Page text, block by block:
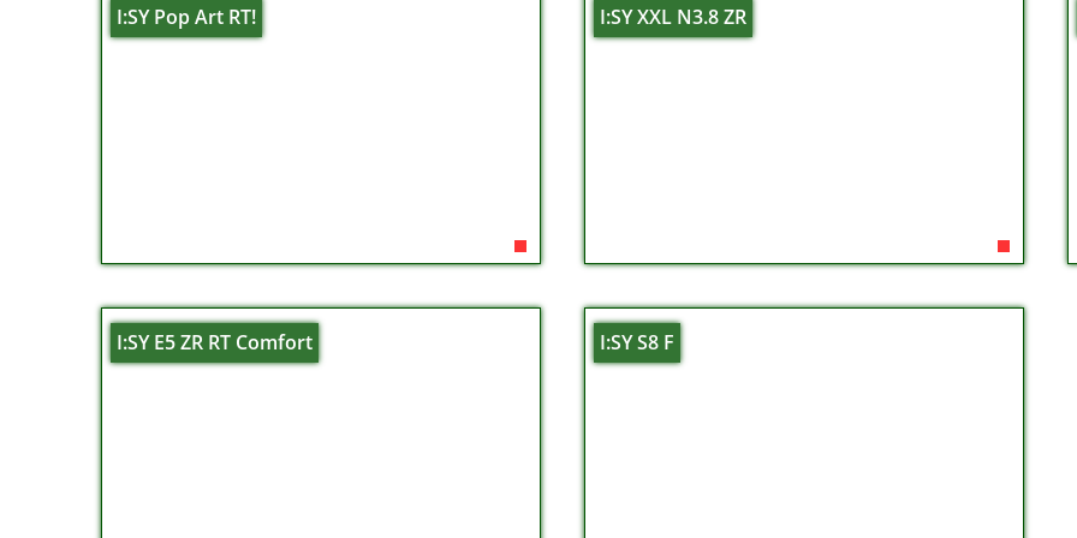
I:SY Pop Art RT! I:SY XXL N3.8 ZR
I:SY E5 ZR RT Comfort I:SY S8 F